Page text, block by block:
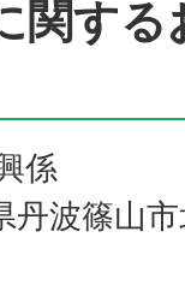
関する
係
波篠山